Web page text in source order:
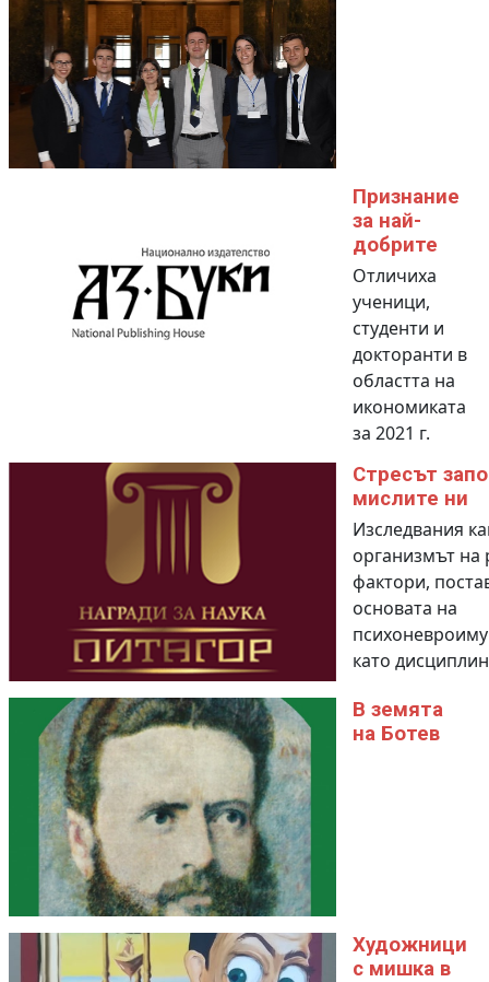
Признание
за най-
добрите
Отличиха
ученици,
студенти и
докторанти в
областта на
икономиката
за 2021 г.
Стресът
мислите ни
Изследвания
организмът на
фактори,
основата на
като
В земята
на Ботев
Художници
с мишка в